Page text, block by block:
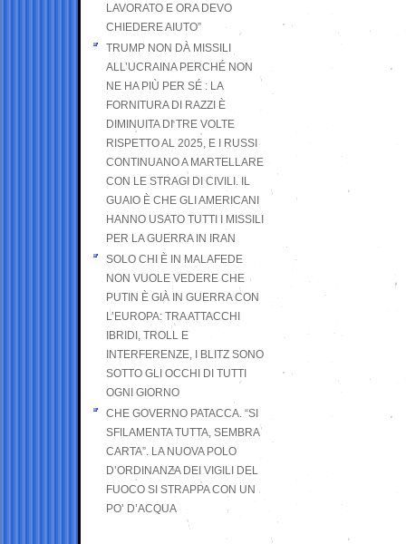
LAVORATO E ORA DEVO
CHIEDERE AIUTO”
TRUMP NON DÀ MISSILI
ALL’UCRAINA PERCHÉ NON
NE HA PIÙ PER SÉ : LA
FORNITURA DI RAZZI È
DIMINUITA DI TRE VOLTE
RISPETTO AL 2025, E I RUSSI
CONTINUANO A MARTELLARE
CON LE STRAGI DI CIVILI. IL
GUAIO È CHE GLI AMERICANI
HANNO USATO TUTTI I MISSILI
PER LA GUERRA IN IRAN
SOLO CHI È IN MALAFEDE
NON VUOLE VEDERE CHE
PUTIN È GIÀ IN GUERRA CON
L’EUROPA: TRA ATTACCHI
IBRIDI, TROLL E
INTERFERENZE, I BLITZ SONO
SOTTO GLI OCCHI DI TUTTI
OGNI GIORNO
CHE GOVERNO PATACCA. “SI
SFILAMENTA TUTTA, SEMBRA
CARTA”. LA NUOVA POLO
D’ORDINANZA DEI VIGILI DEL
FUOCO SI STRAPPA CON UN
PO’ D’ACQUA